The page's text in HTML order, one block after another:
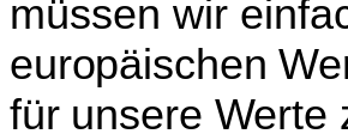
müssen wir
europäischen
für unsere Werte